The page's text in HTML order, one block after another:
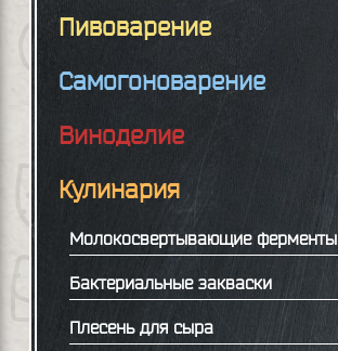
Пивоварение
Самогоноварение
Виноделие
Кулинария
Молокосвертывающие ферменты
Бактериальные закваски
Плесень для сыра